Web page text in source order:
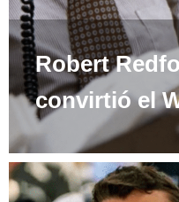
Robert
convirtió el